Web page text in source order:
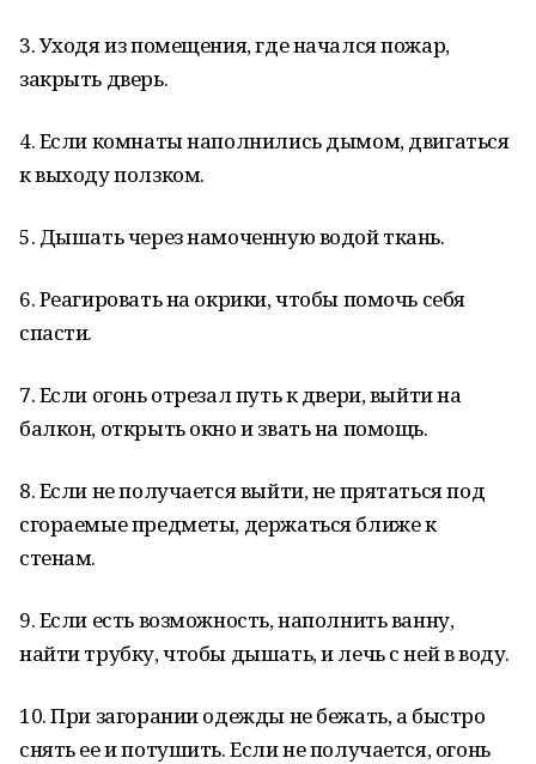
3. Уходя из помещения, где начался пожар,
закрыть дверь.
4. Если комнаты наполнились дымом, двигаться
к выходу ползком.
5. Дышать через намоченную водой ткань.
6. Реагировать на окрики, чтобы помочь себя
спасти.
7. Если огонь отрезал путь к двери, выйти на
балкон, открыть окно и звать на помощь.
8. Если не получается выйти, не прятаться под
сгораемые предметы, держаться ближе к
стенам.
9. Если есть возможность, наполнить ванну,
найти трубку, чтобы дышать, и лечь с ней в воду.
10. При загорании одежды не бежать, а быстро
снять ее и потушить. Если не получается, огонь